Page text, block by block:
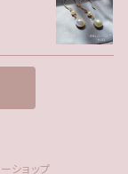
ショップ